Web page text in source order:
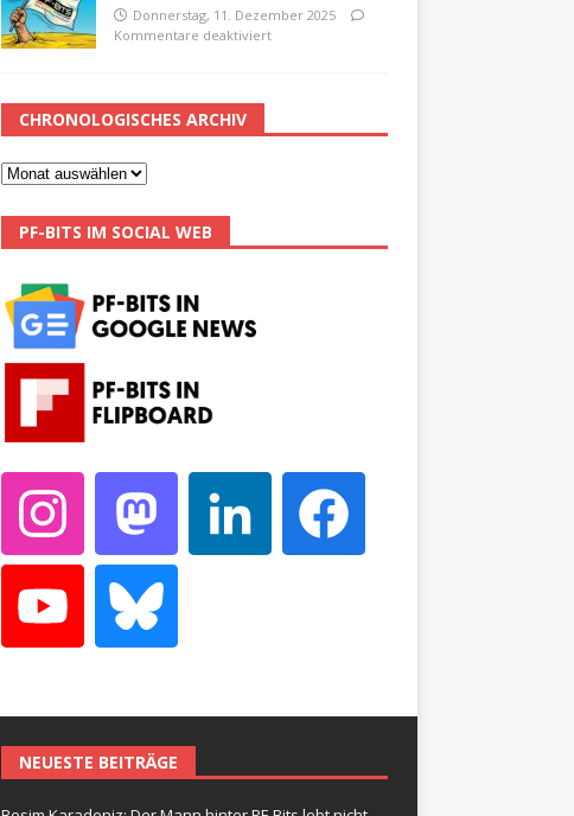
Donnerstag, 11. Dezember 2025
Kommentare deaktiviert
CHRONOLOGISCHES ARCHIV
PF-BITS IM SOCIAL WEB
NEUESTE BEITRÄGE